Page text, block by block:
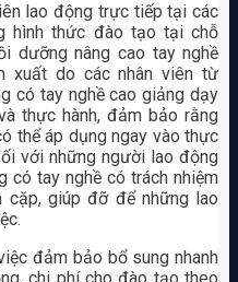
lao động trực tiếp tại các
hình thức đào tạo tại chỗ
dưỡng nâng cao tay nghề
xuất do các nhân viên từ
có tay nghề cao giảng dạy
thực hành, đảm bảo rằng
thể áp dụng ngay vào thực
với những người lao động
có tay nghề có trách nhiệm
cặp, giúp đỡ để những lao
đảm bảo bổ sung nhanh